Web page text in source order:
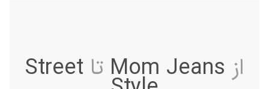
از تا Street